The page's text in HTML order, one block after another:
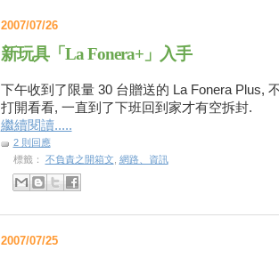
2007/07/26
新玩具「La Fonera+」入手
下午收到了限量 30 台贈送的 La Fonera Plus,
打開看看, 一直到了下班回到家才有空拆封.
繼續閱讀.....
2 則回應
標籤： 不負責之開箱文 網路、資訊
2007/07/25